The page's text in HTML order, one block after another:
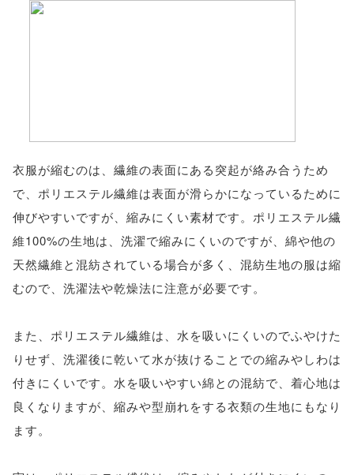
衣服が縮むのは、繊維の表面にある突起が絡み合うため
で、ポリエステル繊維は表面が滑らかになっているために
伸びやすいですが、縮みにくい素材です。ポリエステル繊
維100%の生地は、洗濯で縮みにくいのですが、綿や他の
天然繊維と混紡されている場合が多く、混紡生地の服は縮
むので、洗濯法や乾燥法に注意が必要です。
また、ポリエステル繊維は、水を吸いにくいのでふやけた
りせず、洗濯後に乾いて水が抜けることでの縮みやしわは
付きにくいです。水を吸いやすい綿との混紡で、着心地は
良くなりますが、縮みや型崩れをする衣類の生地にもなり
ます。